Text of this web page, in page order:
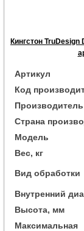
Кингстон
Артикул
Код
Производитель
Страна
Модель
Вес, кг
Вид обработки
Внутренний
Высота, мм
Максимальная